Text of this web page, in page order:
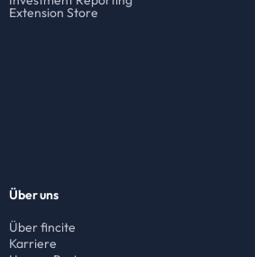
Extension Store
Über uns
Über fincite
Karriere